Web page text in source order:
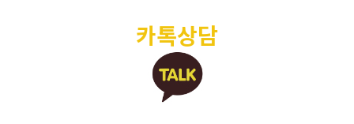
카톡상담